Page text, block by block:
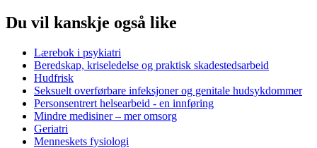
Du vil kanskje også like
Lærebok i psykiatri
Beredskap, kriseledelse og praktisk skadestedsarbeid
Hudfrisk
Seksuelt overførbare infeksjoner og genitale hudsykdommer
Personsentrert helsearbeid - en innføring
Mindre medisiner – mer omsorg
Geriatri
Menneskets fysiologi